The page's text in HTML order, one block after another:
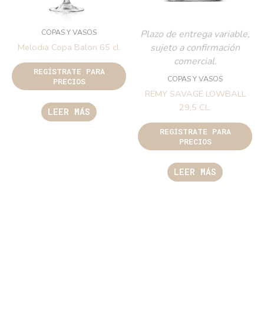
COPAS Y VASOS
Melodia Copa Balon 65 cl.
REGÍSTRATE PARA
PRECIOS
LEER MÁS
Plazo de entrega variable,
sujeto a confirmación
comercial.
COPAS Y VASOS
REMY SAVAGE LOWBALL
29,5 CL.
REGÍSTRATE PARA
PRECIOS
LEER MÁS